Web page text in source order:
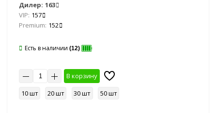
Дилер: 163
VIP: 157
Premium: 152
Есть в наличии (12)
В корзину
10 шт
20 шт 30 шт 50 шт